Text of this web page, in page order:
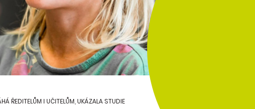
ŘEDITELŮM I UČITELŮM, UKÁZALA STUDIE